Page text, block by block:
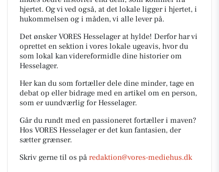
hjertet. Og vi ved også, at det lokale ligger i hjertet, i
hukommelsen og i måden, vi alle lever på.
Det ønsker VORES Hesselager at hylde! Derfor har vi
oprettet en sektion i vores lokale ugeavis, hvor du
som lokal kan videreformidle dine historier om
Hesselager.
Her kan du som fortæller dele dine minder, tage en
debat op eller bidrage med en artikel om en person,
som er uundværlig for Hesselager.
Går du rundt med en passioneret fortæller i maven?
Hos VORES Hesselager er det kun fantasien, der
sætter grænser.
Skriv gerne til os på redaktion@vores-mediehus.dk